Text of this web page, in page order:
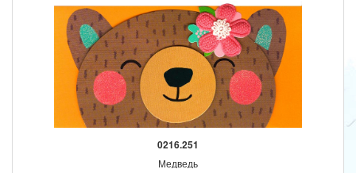
0216.251
Медведь